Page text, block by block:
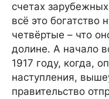
счетах
всё это богатство
четвёртые – что
долине. А начало
1917 году, когда,
наступления,
правительство